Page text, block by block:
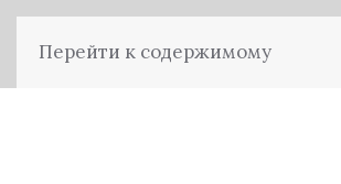
Перейти к содержимому